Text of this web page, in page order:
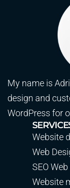
My name is
design and
WordPress for
Website
Web
SEO
Website